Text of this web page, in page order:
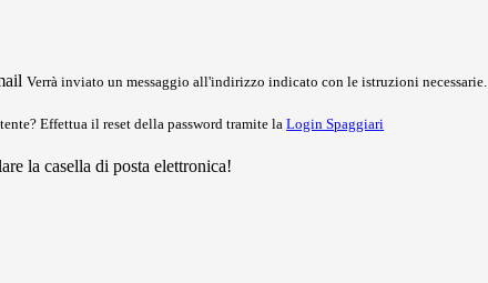
Verrà inviato un messaggio all'indirizzo indicato con le istruzioni necessarie.
Effettua il reset della password tramite la Login Spaggiari
la casella di posta elettronica!